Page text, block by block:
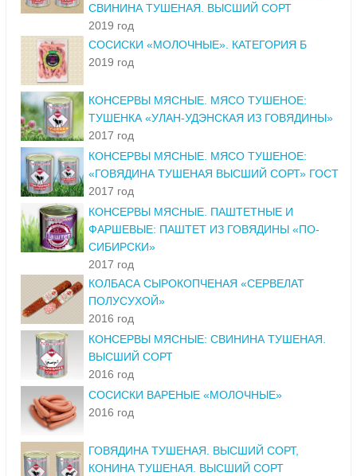
СВИНИНА ТУШЕНАЯ. ВЫСШИЙ СОРТ
2019 год
СОСИСКИ «МОЛОЧНЫЕ». КАТЕГОРИЯ Б
2019 год
КОНСЕРВЫ МЯСНЫЕ. МЯСО ТУШЕНОЕ:
ТУШЕНКА «УЛАН-УДЭНСКАЯ ИЗ ГОВЯДИНЫ»
2017 год
КОНСЕРВЫ МЯСНЫЕ. МЯСО ТУШЕНОЕ:
«ГОВЯДИНА ТУШЕНАЯ ВЫСШИЙ СОРТ» ГОСТ
2017 год
КОНСЕРВЫ МЯСНЫЕ. ПАШТЕТНЫЕ И
ФАРШЕВЫЕ: ПАШТЕТ ИЗ ГОВЯДИНЫ «ПО-
СИБИРСКИ»
2017 год
КОЛБАСА СЫРОКОПЧЕНАЯ «СЕРВЕЛАТ
ПОЛУСУХОЙ»
2016 год
КОНСЕРВЫ МЯСНЫЕ: СВИНИНА ТУШЕНАЯ.
ВЫСШИЙ СОРТ
2016 год
СОСИСКИ ВАРЕНЫЕ «МОЛОЧНЫЕ»
2016 год
ГОВЯДИНА ТУШЕНАЯ. ВЫСШИЙ СОРТ,
КОНИНА ТУШЕНАЯ. ВЫСШИЙ СОРТ